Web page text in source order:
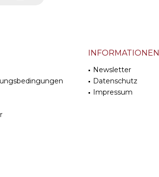
INFORMATIONEN
Newsletter
Datenschutz
Impressum